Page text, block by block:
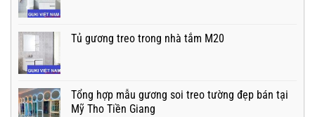
Tủ gương treo trong nhà tắm M20
Tổng hợp mẫu gương soi treo tường đẹp bán tại
Mỹ Tho Tiền Giang